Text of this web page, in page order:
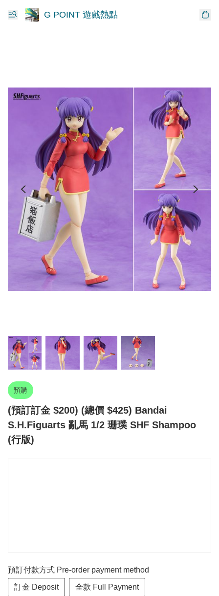
G POINT 遊戲熱點
預購
(預訂訂金 $200) (總價 $425) Bandai
S.H.Figuarts 亂馬 1/2 珊璞 SHF Shampoo
(行版)
預訂付款方式 Pre-order payment method
訂金 Deposit 全款 Full Payment